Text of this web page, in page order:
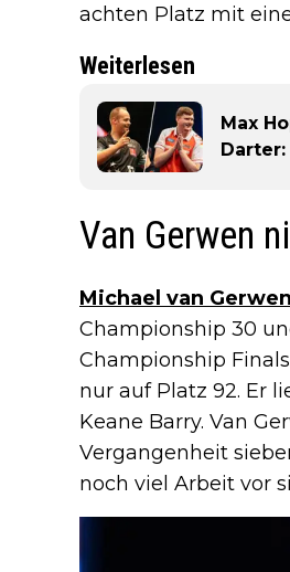
achten Platz mit
Weiterlesen
Max
Van Gerwen
Michael van Gerwen
Championship 30
Championship
nur auf Platz 92. Er
Keane Barry. Van
Vergangenheit
noch viel Arbeit vor